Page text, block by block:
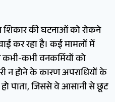
शिकार की घटनाओं को रोकने
कर रहा है। कई मामलों में
कभी वनकर्मियों को
न होने के कारण अपराधियों के
पाता, जिससे वे आसानी से छूट